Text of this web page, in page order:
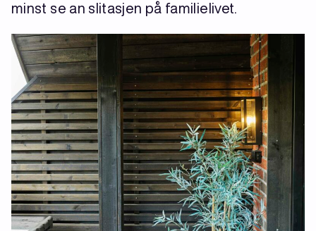
minst se an slitasjen på familielivet.